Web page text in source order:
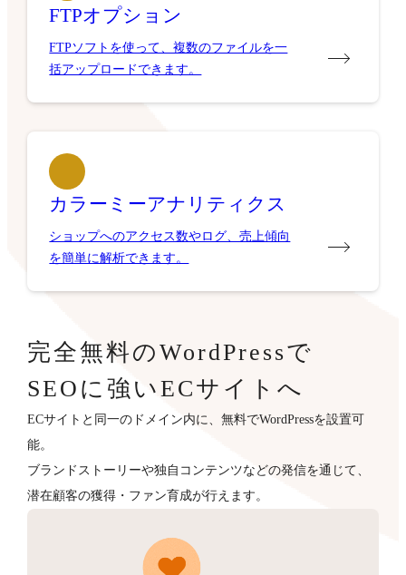
FTPオプション
FTPソフトを使って、複数のファイルを一
括アップロードできます。
カラーミーアナリティクス
ショップへのアクセス数やログ、売上傾向
を簡単に解析できます。
完全無料のWordPressで
SEOに強いECサイトへ
ECサイトと同一のドメイン内に、無料でWordPressを設置可
能。
ブランドストーリーや独自コンテンツなどの発信を通じて、
潜在顧客の獲得・ファン育成が行えます。